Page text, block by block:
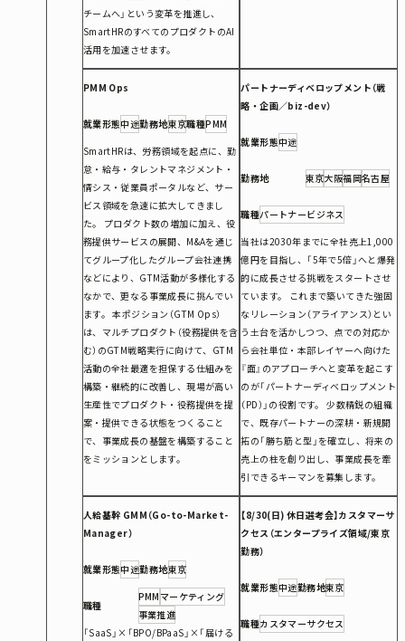
チームへ」という変革を推進し、
SmartHRのすべてのプロダクトのAI
活用を加速させます。
PMM Ops
就業形態中途勤務地東京職種PMM
SmartHRは、労務領域を起点に、勤
怠・給与・タレントマネジメント・
情シス・従業員ポータルなど、サー
ビス領域を急速に拡大してきまし
た。 プロダクト数の増加に加え、役
務提供サービスの展開、M&Aを通じ
てグループ化したグループ会社連携
などにより、GTM活動が多様化する
なかで、更なる事業成長に挑んでい
ます。 本ポジション（GTM Ops）
は、マルチプロダクト（役務提供を含
む）のGTM戦略実行に向けて、GTM
活動の全社最適を担保する仕組みを
構築・継続的に改善し、現場が高い
生産性でプロダクト・役務提供を提
案・提供できる状態をつくること
で、事業成長の基盤を構築すること
をミッションとします。
パートナーディベロップメント（戦
略・企画／biz-dev）
就業形態中途
勤務地 東京大阪福岡名古屋
職種パートナービジネス
当社は2030年までに全社売上1,000
億円を目指し、「5年で5倍」へと爆発
的に成長させる挑戦をスタートさせ
ています。 これまで築いてきた強固
なリレーション（アライアンス）とい
う土台を活かしつつ、点での対応か
ら会社単位・本部レイヤーへ向けた
『面』のアプローチへと変革を起こす
のが「パートナーディベロップメント
（PD）」の役割です。 少数精鋭の組織
で、既存パートナーの深耕・新規開
拓の「勝ち筋と型」を確立し、将来の
売上の柱を創り出し、事業成長を牽
引できるキーマンを募集します。
人給基幹 GMM（Go-to-Market-
Manager）
就業形態中途勤務地東京
職種
PMM マーケティング
事業推進
「SaaS」×「BPO/BPaaS」×「届ける
【8/30(日) 休日選考会】カスタマーサ
クセス（エンタープライズ領域/東京
勤務）
就業形態中途勤務地東京
職種カスタマーサクセス